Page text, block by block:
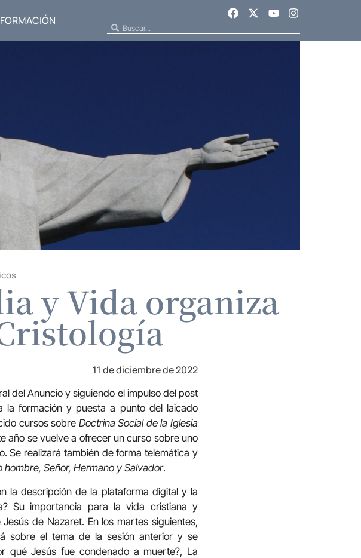
FORMACIÓN
y Vida organiza
11 de diciembre de 2022
del Anuncio y siguiendo el impulso del post
la formación y puesta a punto del laicado
cursos sobre Doctrina Social de la Iglesia
año se vuelve a ofrecer un curso sobre uno
Se realizará también de forma telemática y
Señor, Hermano y Salvador.
la descripción de la plataforma digital y la
Su importancia para la vida cristiana y
de Nazaret. En los martes siguientes,
sobre el tema de la sesión anterior y se
qué Jesús fue condenado a muerte?, La